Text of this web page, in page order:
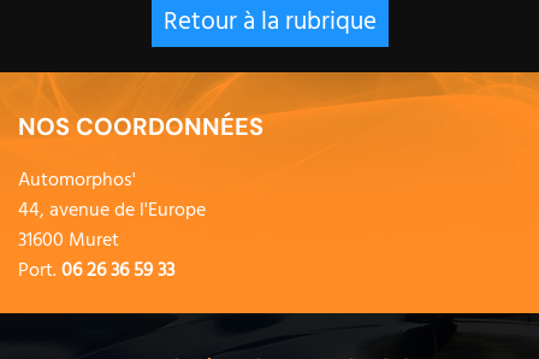
Retour à la rubrique
NOS COORDONNÉES
Automorphos'
44, avenue de l'Europe
31600 Muret
Port.06 26 36 59 33